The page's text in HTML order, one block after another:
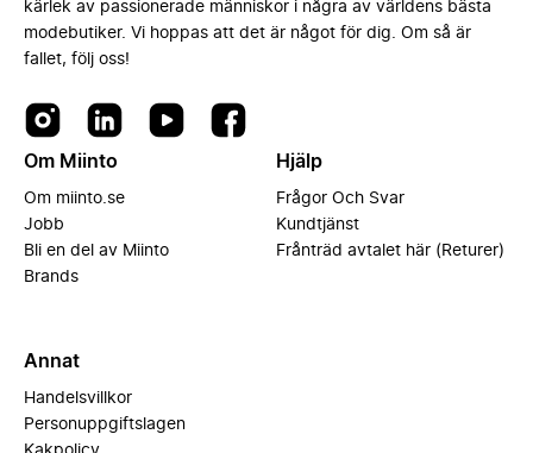
kärlek av passionerade människor i några av världens bästa
modebutiker. Vi hoppas att det är något för dig. Om så är
fallet, följ oss!
Om Miinto
Om miinto.se
Jobb
Bli en del av Miinto
Brands
Hjälp
Frågor Och Svar
Kundtjänst
Frånträd avtalet här (Returer)
Annat
Handelsvillkor
Personuppgiftslagen